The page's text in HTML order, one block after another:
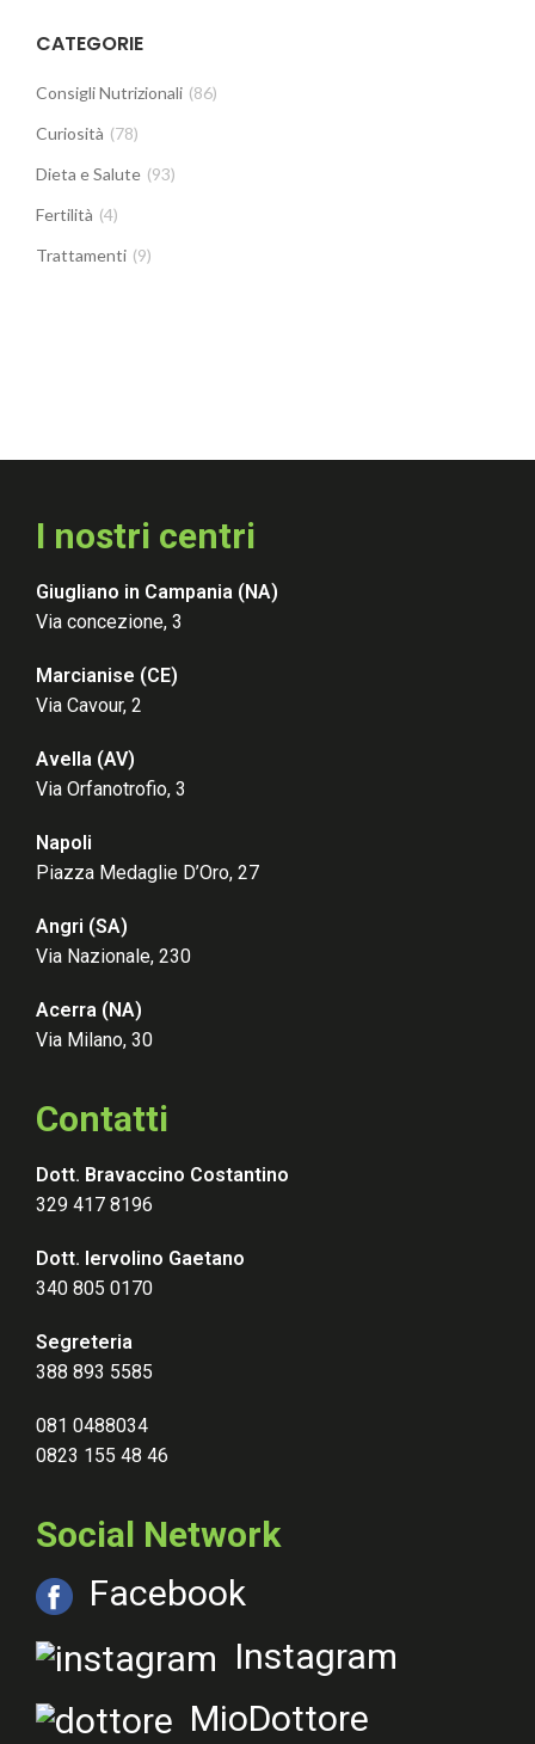
CATEGORIE
Consigli Nutrizionali (86)
Curiosità (78)
Dieta e Salute (93)
Fertilità (4)
Trattamenti (9)
I nostri centri
Giugliano in Campania (NA)
Via concezione, 3
Marcianise (CE)
Via Cavour, 2
Avella (AV)
Via Orfanotrofio, 3
Napoli
Piazza Medaglie D’Oro, 27
Angri (SA)
Via Nazionale, 230
Acerra (NA)
Via Milano, 30
Contatti
Dott. Bravaccino Costantino
329 417 8196
Dott. Iervolino Gaetano
340 805 0170
Segreteria
388 893 5585
081 0488034
0823 155 48 46
Social Network
Facebook
Instagram
MioDottore